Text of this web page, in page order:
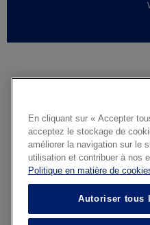
En cliquant sur « Accepter
acceptez le stockage de
améliorer la navigation sur le
utilisation et contribuer à nos
Politique en matière de
Autoriser tous